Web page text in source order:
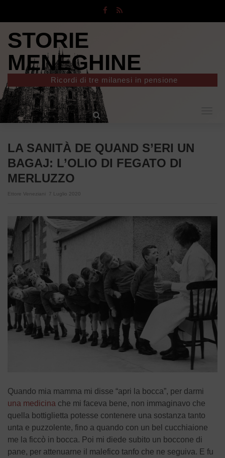
STORIE
MENEGHINE
Ricordi di tre milanesi in pensione
LA SANITÀ DE QUAND S’ERI UN
BAGAJ: L’OLIO DI FEGATO DI
MERLUZZO
Ettore Veneziani 7 Luglio 2020
Quando mia mamma mi disse “apri la bocca”, per darmi
una medicina che mi faceva bene, non immaginavo che
quella bottiglietta potesse contenere una sostanza tanto
unta e puzzolente, fino a quando con un bel cucchiaione
me la ficcò in bocca. Poi mi diede subito un boccone di
pane, per attenuarne il malefico tanfo che ne seguiva. E fu